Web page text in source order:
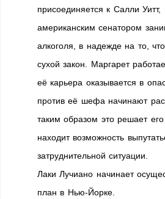
присоединяется к Салли Уитт,
американским сенатором
алкоголя, в надежде на то,
сухой закон. Маргарет
её карьера оказывается в
против её шефа начинают
таким образом это решает
находит возможность
затруднительной ситуации.
Лаки Лучиано начинает
план в Нью-Йорке.